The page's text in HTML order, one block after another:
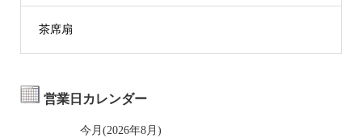
茶席扇
営業日カレンダー
今月(2026年8月)